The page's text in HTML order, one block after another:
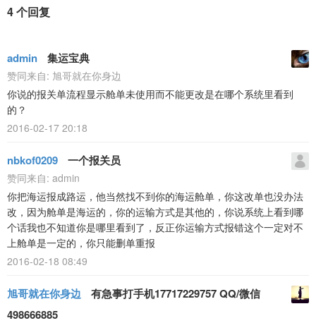
4 个回复
admin 集运宝典
赞同来自: 旭哥就在你身边
你说的报关单流程显示舱单未使用而不能更改是在哪个系统里看到
的？
2016-02-17 20:18
nbkof0209 一个报关员
赞同来自: admin
你把海运报成路运，他当然找不到你的海运舱单，你这改单也没办法
改，因为舱单是海运的，你的运输方式是其他的，你说系统上看到哪
个话我也不知道你是哪里看到了，反正你运输方式报错这个一定对不
上舱单是一定的，你只能删单重报
2016-02-18 08:49
旭哥就在你身边
有急事打手机17717229757 QQ/微信
498666885